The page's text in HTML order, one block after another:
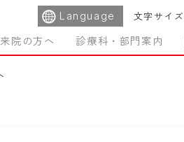
Language 文字サイズ
院の方へ 診療科・部門案内